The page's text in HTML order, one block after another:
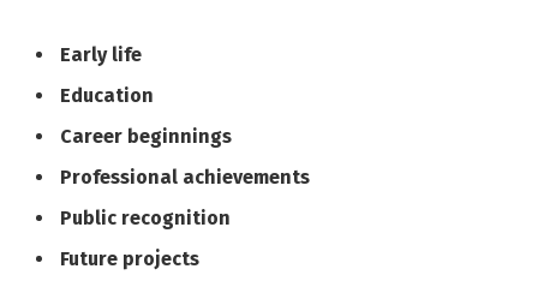
Early life
Education
Career beginnings
Professional achievements
Public recognition
Future projects